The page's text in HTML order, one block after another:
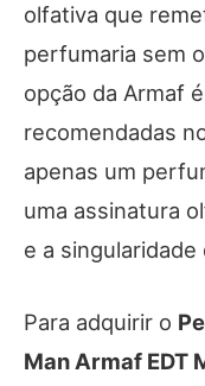
olfativa que
perfumaria sem
opção da Armaf
recomendadas
apenas um
uma assinatura
e a
Para adquirir o
Man Armaf EDT